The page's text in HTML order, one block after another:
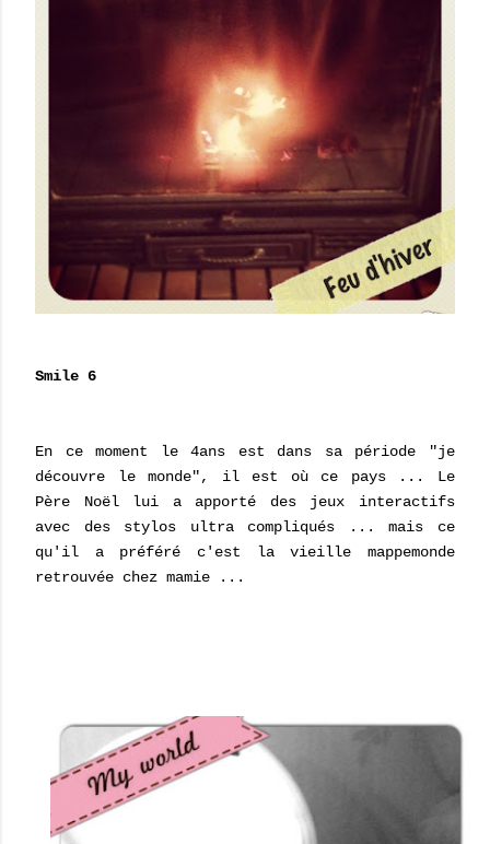
Smile 6
En ce moment le 4ans est dans sa période "je
découvre le monde", il est où ce pays ... Le
Père Noël lui a apporté des jeux interactifs
avec des stylos ultra compliqués ... mais ce
qu'il a préféré c'est la vieille mappemonde
retrouvée chez mamie ...